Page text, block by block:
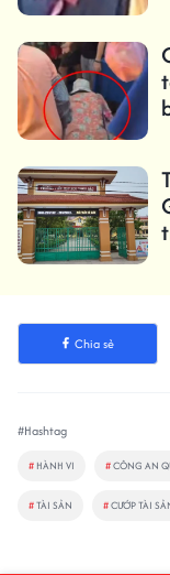
Chia sẻ
#Hashtag
# HÀNH VI #CÔNG AN
#TÀI SẢN #CƯỚP TÀI